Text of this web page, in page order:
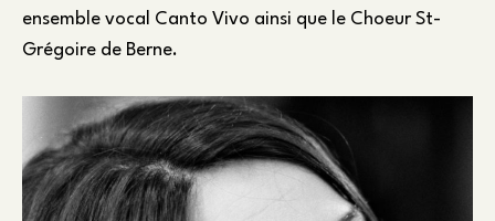
ensemble vocal Canto Vivo ainsi que le Choeur St-
Grégoire de Berne.